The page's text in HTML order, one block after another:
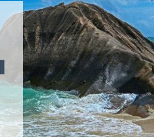
טיול שייט
בהדרכת גיל